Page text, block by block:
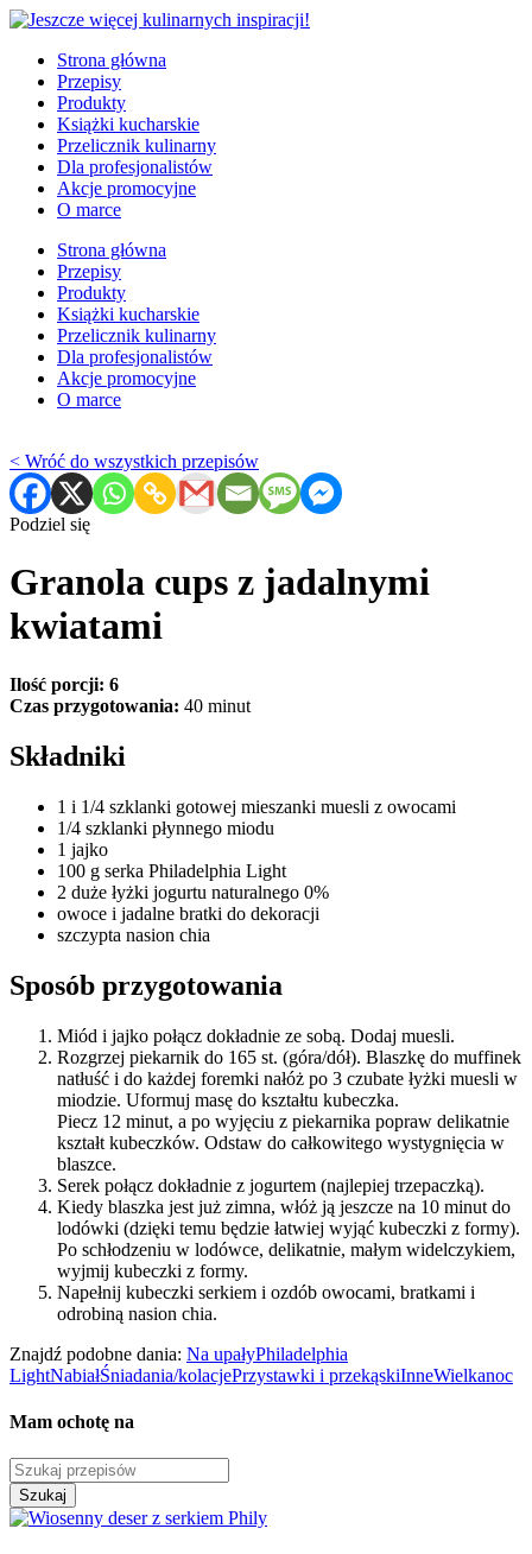
Strona główna
Przepisy
Produkty
Książki kucharskie
Przelicznik kulinarny
Dla profesjonalistów
Akcje promocyjne
O marce
Strona główna
Przepisy
Produkty
Książki kucharskie
Przelicznik kulinarny
Dla profesjonalistów
Akcje promocyjne
O marce
< Wróć do wszystkich przepisów
Podziel się
Granola cups z jadalnymi
kwiatami
Ilość porcji: 6
Czas przygotowania: 40 minut
Składniki
1 i 1/4 szklanki gotowej mieszanki muesli z owocami
1/4 szklanki płynnego miodu
1 jajko
100 g serka Philadelphia Light
2 duże łyżki jogurtu naturalnego 0%
owoce i jadalne bratki do dekoracji
szczypta nasion chia
Sposób przygotowania
Miód i jajko połącz dokładnie ze sobą. Dodaj muesli.
Rozgrzej piekarnik do 165 st. (góra/dół). Blaszkę do muffinek
natłuść i do każdej foremki nałóż po 3 czubate łyżki muesli w
miodzie. Uformuj masę do kształtu kubeczka.
Piecz 12 minut, a po wyjęciu z piekarnika popraw delikatnie
kształt kubeczków. Odstaw do całkowitego wystygnięcia w
blaszce.
Serek połącz dokładnie z jogurtem (najlepiej trzepaczką).
Kiedy blaszka jest już zimna, włóż ją jeszcze na 10 minut do
lodówki (dzięki temu będzie łatwiej wyjąć kubeczki z formy).
Po schłodzeniu w lodówce, delikatnie, małym widelczykiem,
wyjmij kubeczki z formy.
Napełnij kubeczki serkiem i ozdób owocami, bratkami i
odrobiną nasion chia.
Znajdź podobne dania: Na upałyPhiladelphia
LightNabiałŚniadania/kolacjePrzystawki i przekąskiInneWielkanoc
Mam ochotę na
Szukaj